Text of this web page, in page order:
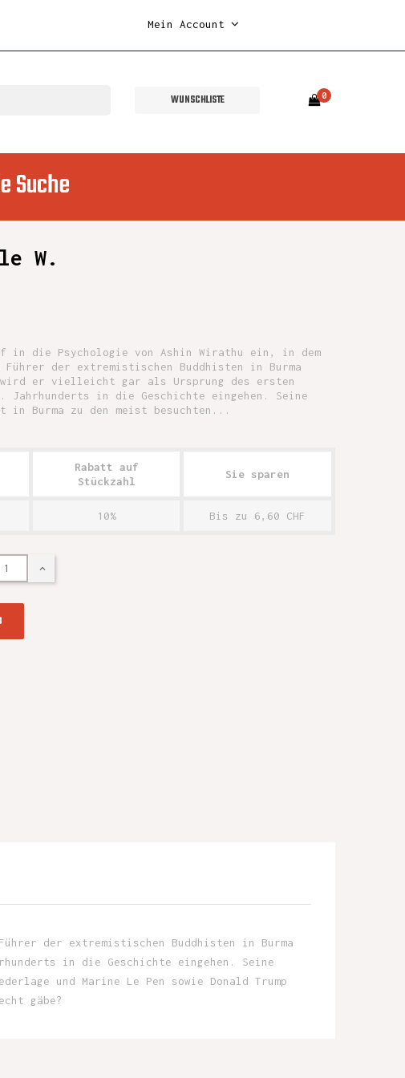
Mein Account
WUNSCHLISTE 0
Suche
W.
die Psychologie von Ashin Wirathu ein, in dem
der extremistischen Buddhisten in Burma
wird er vielleicht gar als Ursprung des ersten
Jahrhunderts in die Geschichte eingehen. Seine
in Burma zu den meist besuchten...
Rabatt auf
Stückzahl
Sie sparen
10% Bis zu 6,60 CHF
der extremistischen Buddhisten in Burma
in die Geschichte eingehen. Seine
und Marine Le Pen sowie Donald Trump
gäbe?